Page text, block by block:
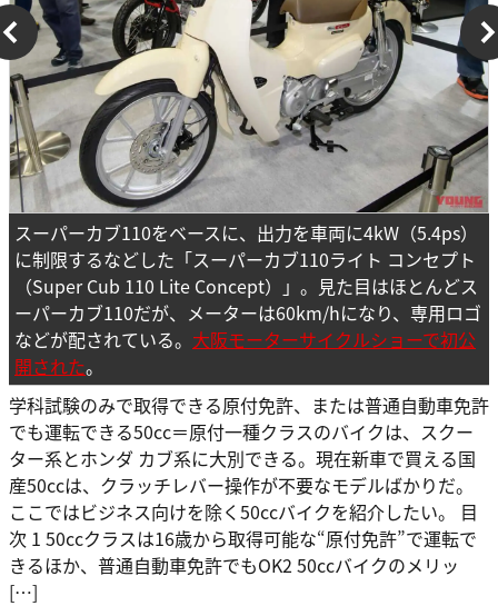
スーパーカブ110をベースに、出力を車両に4kW（5.4ps）
に制限するなどした「スーパーカブ110ライト コンセプト
（Super Cub 110 Lite Concept）」。見た目はほとんどス
ーパーカブ110だが、メーターは60km/hになり、専用ロゴ
などが配されている。 大阪モーターサイクルショーで初公
開された。
学科試験のみで取得できる原付免許、または普通自動車免許
でも運転できる50cc＝原付一種クラスのバイクは、スクー
ター系とホンダ カブ系に大別できる。現在新車で買える国
産50ccは、クラッチレバー操作が不要なモデルばかりだ。
ここではビジネス向けを除く50ccバイクを紹介したい。 目
次 1 50ccクラスは16歳から取得可能な“原付免許”で運転で
きるほか、普通自動車免許でもOK2 50ccバイクのメリッ
[…]